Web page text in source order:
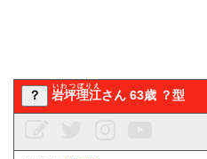
？ 岩坪理江
いわつぼりえ
さん 63歳 ？型